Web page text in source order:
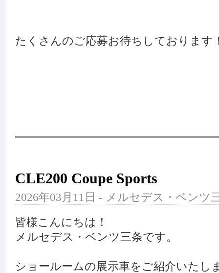
たくさんのご応募お待ちしております
CLE200 Coupe Sports
2026年03月11日 - メルセデス・ベンツ
皆様こんにちは！
メルセデス・ベンツ三条です。
ショールームの展示車をご紹介いたし